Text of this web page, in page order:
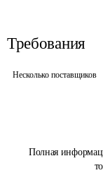
Полная
Требования
Несколько поставщиков